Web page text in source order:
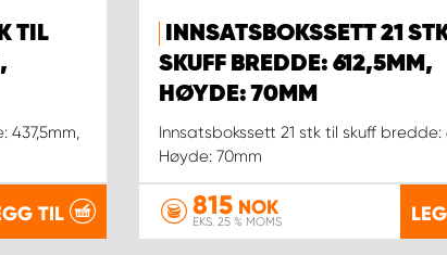
TIL
437,5mm,
TIL
INNSATSBOKSSETT 21
SKUFF BREDDE: 612,5MM,
HØYDE: 70MM
Innsatsbokssett 21 stk til skuff bredde:
Høyde: 70mm
815 NOK
EKS. 25 % MOMS